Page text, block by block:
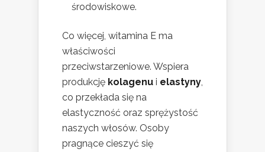
środowiskowe.
Co więcej, witamina E ma
właściwości
przeciwstarzeniowe. Wspiera
produkcję kolagenu i elastyny
co przekłada się na
elastyczność oraz sprężystość
naszych włosów. Osoby
pragnące cieszyć się